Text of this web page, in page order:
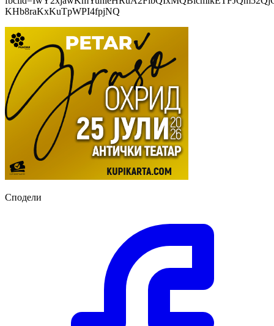
KHb8raKxKuTpWPI4fpjNQ
Сподели